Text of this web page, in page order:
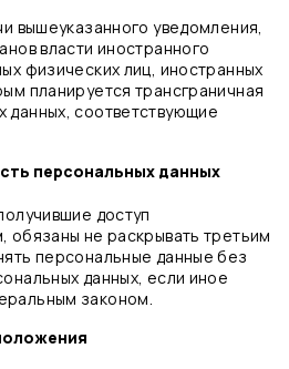
вышеуказанного уведомления,
власти иностранного
физических лиц, иностранных
планируется трансграничная
данных, соответствующие
персональных данных
доступ
обязаны не раскрывать третьим
персональные данные без
данных, если иное
законом.